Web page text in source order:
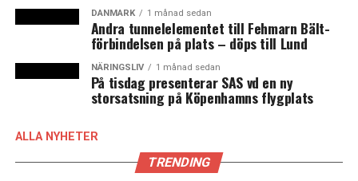
ny regering är det en en-parti-regering med stöd från
Enhedslisten, Socialistisk Folkeparti och Radikale
Venstre hon siktar på men säger samtidigt att hon vill
samarbeta brett. Men förhandlingarna lär inte bli lätta.
DANMARK 1 månad sedan
Andra tunnelelementet till Fehmarn Bält-
förbindelsen på plats – döps till Lund
NÄRINGSLIV 1 månad sedan
På tisdag presenterar SAS vd en ny
storsatsning på Köpenhamns flygplats
ALLA NYHETER
TRENDING